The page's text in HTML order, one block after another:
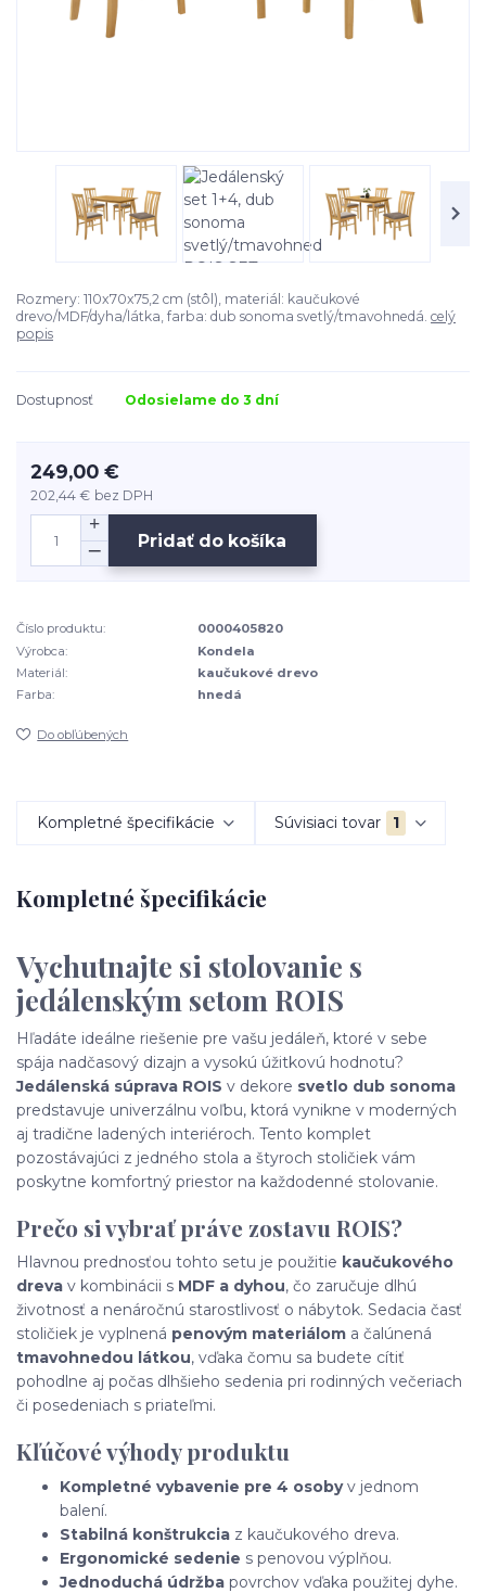
Rozmery: 110x70x75,2 cm (stôl), materiál: kaučukové
drevo/MDF/dyha/látka, farba: dub sonoma svetlý/tmavohnedá. celý
popis
Dostupnosť Odosielame do 3 dní
249,00 €
202,44 € bez DPH
Pridať do košíka
Číslo produktu:
0000405820
Výrobca:
Kondela
Materiál:
kaučukové drevo
Farba:
hnedá
Do obľúbených
Kompletné špecifikácie Súvisiaci tovar 1
Kompletné špecifikácie
Vychutnajte si stolovanie s
jedálenským setom ROIS
Hľadáte ideálne riešenie pre vašu jedáleň, ktoré v sebe
spája nadčasový dizajn a vysokú úžitkovú hodnotu?
Jedálenská súprava ROIS v dekore svetlo dub sonoma
predstavuje univerzálnu voľbu, ktorá vynikne v moderných
aj tradične ladených interiéroch. Tento komplet
pozostávajúci z jedného stola a štyroch stoličiek vám
poskytne komfortný priestor na každodenné stolovanie.
Prečo si vybrať práve zostavu ROIS?
Hlavnou prednosťou tohto setu je použitie kaučukového
dreva v kombinácii s MDF a dyhou, čo zaručuje dlhú
životnosť a nenáročnú starostlivosť o nábytok. Sedacia časť
stoličiek je vyplnená penovým materiálom a čalúnená
tmavohnedou látkou, vďaka čomu sa budete cítiť
pohodlne aj počas dlhšieho sedenia pri rodinných večeriach
či posedeniach s priateľmi.
Kľúčové výhody produktu
Kompletné vybavenie pre 4 osobyv jednom
balení.
Stabilná konštrukcia z kaučukového dreva.
Ergonomické sedenie s penovou výplňou.
Jednoduchá údržba povrchov vďaka použitej dyhe.